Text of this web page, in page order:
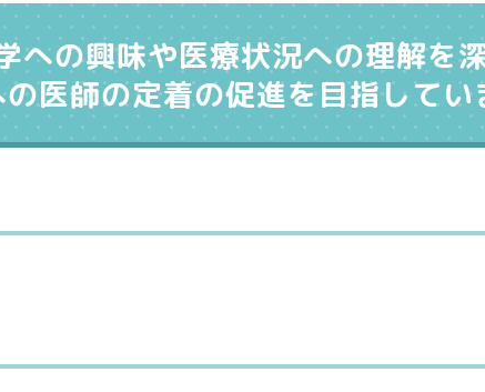
への興味や医療状況への理解を
医師の定着の促進を目指してい